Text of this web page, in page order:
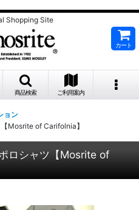
Shopping Site
カート
商品検索 ご利用案内
ョン
Mosrite of Carifolnia】
ロシャツ【Mosrite of